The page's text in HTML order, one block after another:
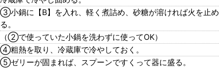
③小鍋に【B】を入れ、軽く煮詰め、砂糖が溶ければ火を止め
る。
（②で使っていた小鍋を洗わずに使ってOK）
④粗熱を取り、冷蔵庫で冷やしておく。
⑤ゼリーが固まれば、スプーンですくって器に盛る。